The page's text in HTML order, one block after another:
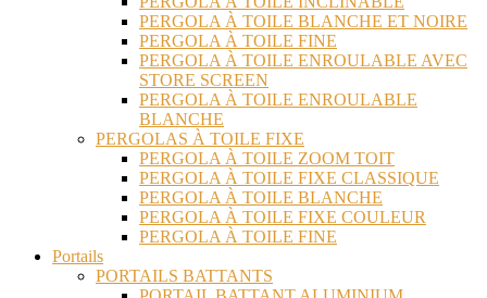
PERGOLA À TOILE BLANCHE ET NOIRE
PERGOLA À TOILE FINE
PERGOLA À TOILE ENROULABLE AVEC
STORE SCREEN
PERGOLA À TOILE ENROULABLE
BLANCHE
PERGOLAS À TOILE FIXE
PERGOLA À TOILE ZOOM TOIT
PERGOLA À TOILE FIXE CLASSIQUE
PERGOLA À TOILE BLANCHE
PERGOLA À TOILE FIXE COULEUR
PERGOLA À TOILE FINE
Portails
PORTAILS BATTANTS